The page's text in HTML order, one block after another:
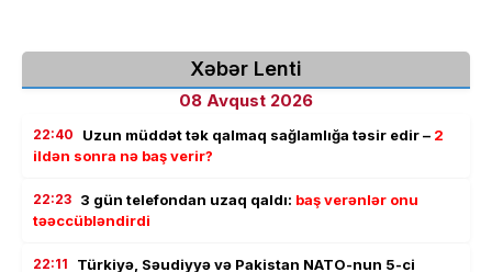
Xəbər Lenti
08 Avqust 2026
22:40 Uzun müddət tək qalmaq sağlamlığa təsir edir – 2
ildən sonra nə baş verir?
22:23 3 gün telefondan uzaq qaldı: baş verənlər onu
təəccübləndirdi
22:11
Türkiyə, Səudiyyə və Pakistan NATO-nun 5-ci